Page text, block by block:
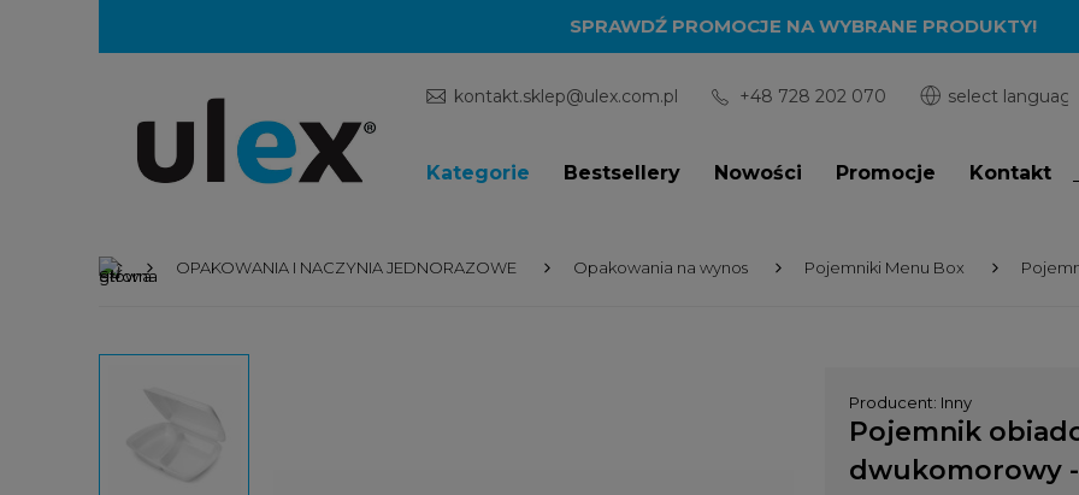
SPRAWDŹ PROMOCJE NA WYBRANE PRODUKTY!
kontakt.sklep@ulex.com.pl +48 728 202 070
Kategorie Bestsellery Nowości Promocje Kontakt
OPAKOWANIA I NACZYNIA JEDNORAZOWE Opakowania na wynos Pojemniki Menu Box
Producent: Inny
Pojemnik
dwukomorowy -